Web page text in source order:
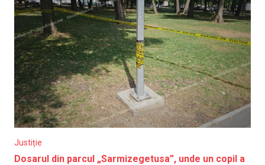
Justiție
Dosarul din parcul „Sarmizegetusa”, unde un copil a